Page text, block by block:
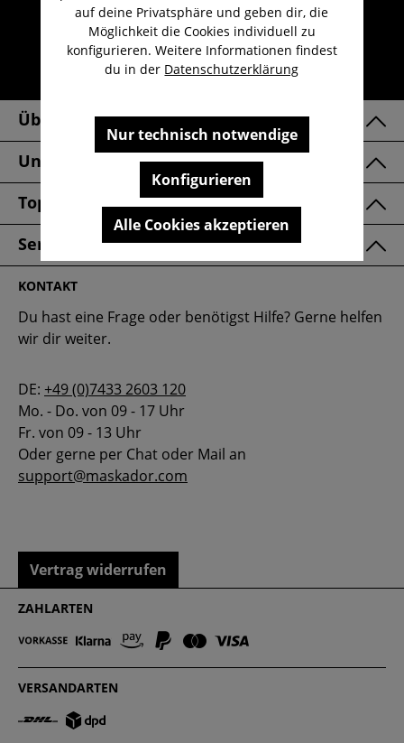
Kostenloser Versand ab 29,-€
Lieferzeit 1-3 Werktage
30 Tage kostenlose Retoure
Über Uns
Unsere Marken
Top Kategorien
Service & FAQ
KONTAKT
Du hast eine Frage oder benötigst Hilfe? Gerne helfen
wir dir weiter.
DE: +49 (0)7433 2603 120
Mo. - Do. von 09 - 17 Uhr
Fr. von 09 - 13 Uhr
Oder gerne per Chat oder Mail an
support@maskador.com
Vertrag widerrufen
ZAHLARTEN
VERSANDARTEN
auf deine Privatsphäre und geben dir, die
Möglichkeit die Cookies individuell zu
konfigurieren. Weitere Informationen findest
du in der Datenschutzerklärung
Nur technisch notwendige
Konfigurieren
Alle Cookies akzeptieren